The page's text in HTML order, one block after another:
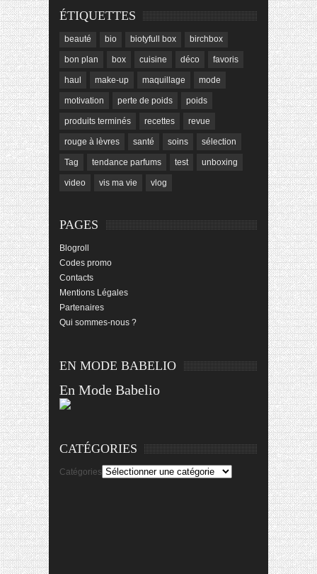
ÉTIQUETTES
beauté bio biotyfull box birchbox
bon plan box cuisine déco favoris
haul make-up maquillage mode
motivation perte de poids poids
produits terminés recettes revue
rouge à lèvres santé soins sélection
Tag tendance parfums test unboxing
video vis ma vie vlog
PAGES
Blogroll
Codes promo
Contacts
Mentions Légales
Partenaires
Qui sommes-nous ?
EN MODE BABELIO
En Mode Babelio
CATÉGORIES
Catégories